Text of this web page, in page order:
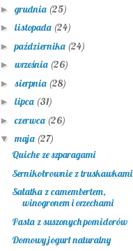
► grudnia (25)
► listopada (24)
►października (24)
► września (26)
► sierpnia (28)
► lipca (31)
►czerwca (26)
▼maja (27)
Quiche ze szparagami
Sernikobrownie z truskawkami
Sałatka z camembertem,
winogronem i orzechami
Pasta z suszonych pomidorów
Domowy jogurt naturalny